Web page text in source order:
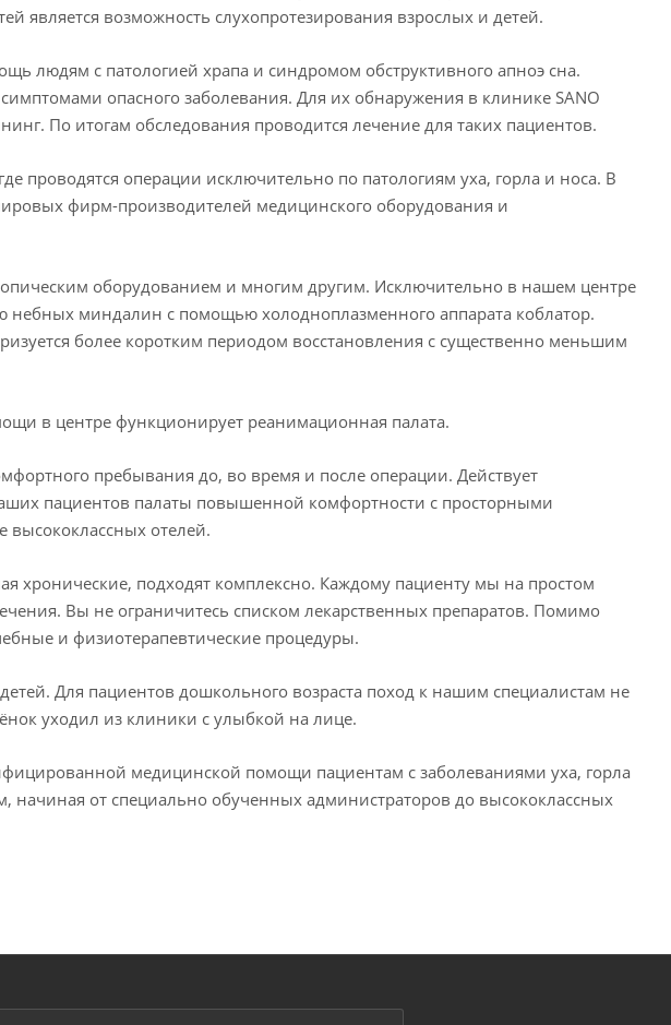
является возможность слухопротезирования взрослых и детей.
людям с патологией храпа и синдромом обструктивного апноэ сна.
опасного заболевания. Для их обнаружения в клинике SANO
По итогам обследования проводится лечение для таких пациентов.⁣
проводятся операции исключительно по патологиям уха, горла и носа. В
фирм-производителей медицинского оборудования и
оборудованием и многим другим. Исключительно в нашем центре
небных миндалин с помощью холодноплазменного аппарата коблатор.
более коротким периодом восстановления с существенно меньшим
в центре функционирует реанимационная палата.
пребывания до, во время и после операции. Действует
пациентов палаты повышенной комфортности с просторными
отелей.⁣⁣⠀
хронические, подходят комплексно. Каждому пациенту мы на простом
Вы не ограничитесь списком лекарственных препаратов. Помимо
и физиотерапевтические процедуры.⁣⁣⠀
Для пациентов дошкольного возраста поход к нашим специалистам не
уходил из клиники с улыбкой на лице.⁣⁣⠀
медицинской помощи пациентам с заболеваниями уха, горла
начиная от специально обученных администраторов до высококлассных